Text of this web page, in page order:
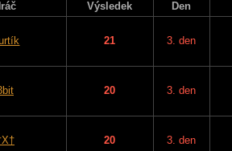
Výsledek Den
21 3. den
20 3. den
20 3. den